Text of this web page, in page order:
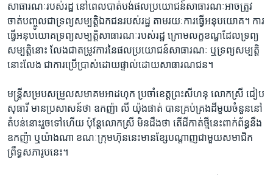
សាធារណៈ​របស់​រដ្ឋ​ នៅ​ពេល​បាត់​បង់​ផល​ប្រយោជន៍​សាធារណៈ​អាច​ត្រូវ​
ចាត់​បញ្ចូល​ជា​ទ្រព្យ​សម្បត្តិ​ឯកជន​របស់​រដ្ឋ​ តាម​រយៈ​ការ​ធ្វើ​អនុ​បយោគ។​ ការ​
ធ្វើ​អនុបយោគ​ទ្រព្យ​សម្បត្តិ​សាធារណៈ​របស់​រដ្ឋ​ ក្រោម​លក្ខខណ្ឌ​ដែល​ទ្រព្យ​
សម្បត្តិ​នោះ ​លែង​ជា​តម្រូវ​ការ​នៃ​ផល​ប្រយោជន៍​សាធារណៈ​ ឬ​ទ្រព្យ​សម្បត្តិ​
នោះ​លែង​ ជា​ការ​ប្រើ​ប្រាស់​ដោយ​ផ្ទាល់​ដោយ​សាធារណ​ជន។​
មន្ត្រី​សម្រប​សម្រួល​សមាគម​អាដហុក​ ប្រចាំ​ខេត្ត​ព្រះ​សីហនុ​ លោកស្រី​ ជៀប
សុធារី​ មាន​ប្រសាសន៍​ថា ឧកញ៉ា ​លី យ៉ុងផាត់​ បាន​គ្រប់​គ្រង​ដី​មួយ​ចំនួន​នៅ​
តំបន់​នោះរួច​ទៅ​ហើយ ​ប៉ុន្តែ​លោកស្រី ​មិន​ដឹង​ថា​ តើ​ដី​កាត់​ថ្មី​នេះ​ពាក់​ព័ន្ធ​នឹង​
ឧកញ៉ា​ ឬ​យ៉ាងណា​ ខណៈ​ក្រុមហ៊ុន​នេះ​មាន​ខ្សែ​បណ្តាញ​ជាមួយ​សមាជិក​
ព្រឹទ្ធ​សភា​រូប​នេះ។​